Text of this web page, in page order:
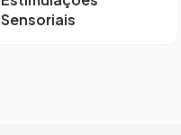
Sensoriais